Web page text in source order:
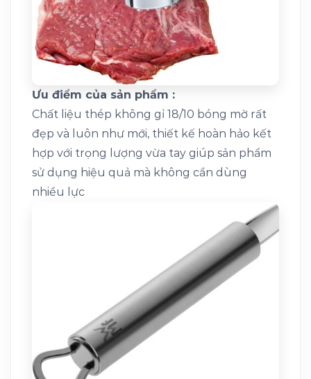
Ưu điểm của sản phẩm :
Chất liệu thép không gỉ 18/10 bóng mờ rất
đẹp và luôn như mới, thiết kế hoàn hảo kết
hợp với trọng lượng vừa tay giúp sản phẩm
sử dụng hiệu quả mà không cần dùng
nhiều lực